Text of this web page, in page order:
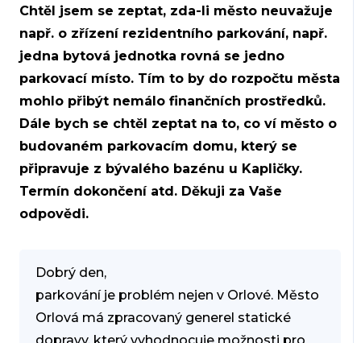
Chtěl jsem se zeptat, zda-li město neuvažuje
např. o zřízení rezidentního parkování, např.
jedna bytová jednotka rovná se jedno
parkovací místo. Tím to by do rozpočtu města
mohlo přibýt nemálo finančních prostředků.
Dále bych se chtěl zeptat na to, co ví město o
budovaném parkovacím domu, který se
připravuje z bývalého bazénu u Kapličky.
Termín dokončení atd. Děkuji za Vaše
odpovědi.
Dobrý den,
parkování je problém nejen v Orlové. Město
Orlová má zpracovaný generel statické